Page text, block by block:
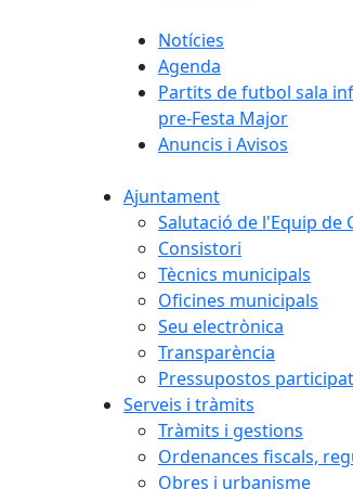
Notícies
Agenda
Partits de futbol sala
pre-Festa Major
Anuncis i Avisos
Ajuntament
Salutació de l'Equip de
Consistori
Tècnics municipals
Oficines municipals
Seu electrònica
Transparència
Pressupostos
Serveis i tràmits
Tràmits i gestions
Ordenances fiscals,
Obres i urbanisme